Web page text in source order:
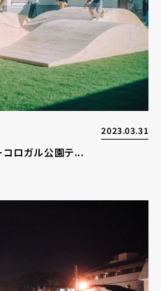
2023.03.31
コロガル公園テ...